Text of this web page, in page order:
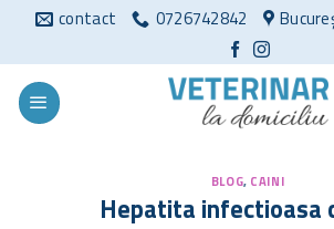
conținut
contact 0726742842
BLOG, CAINI
Hepatita infectioasa